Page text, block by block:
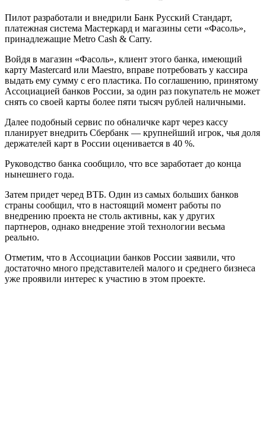
Пилот разработали и внедрили Банк Русский Стандарт,
платежная система Мастеркард и магазины сети «Фасоль»,
принадлежащие Metro Cash & Carry.
Войдя в магазин «Фасоль», клиент этого банка, имеющий
карту Mastercard или Maestro, вправе потребовать у кассира
выдать ему сумму с его пластика. По соглашению, принятому
Ассоциацией банков России, за один раз покупатель не может
снять со своей карты более пяти тысяч рублей наличными.
Далее подобный сервис по обналичке карт через кассу
планирует внедрить Сбербанк — крупнейший игрок, чья доля
держателей карт в России оценивается в 40 %.
Руководство банка сообщило, что все заработает до конца
нынешнего года.
Затем придет черед ВТБ. Один из самых больших банков
страны сообщил, что в настоящий момент работы по
внедрению проекта не столь активны, как у других
партнеров, однако внедрение этой технологии весьма
реально.
Отметим, что в Ассоциации банков России заявили, что
достаточно много представителей малого и среднего бизнеса
уже проявили интерес к участию в этом проекте.